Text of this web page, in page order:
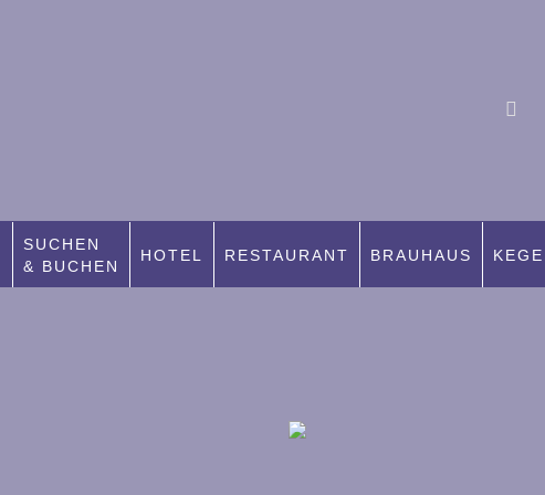
SUCHEN
& BUCHEN
HOTEL RESTAURANT BRAUHAUS